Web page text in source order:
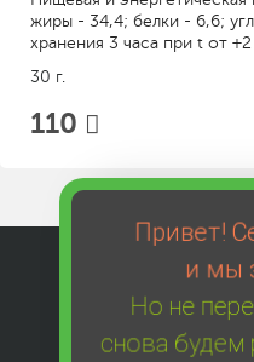
Привет!
и мы
Но не
снова будем
жиры - 34,4; белки - 6,6;
хранения 3 часа при t от +2
30 г.
110